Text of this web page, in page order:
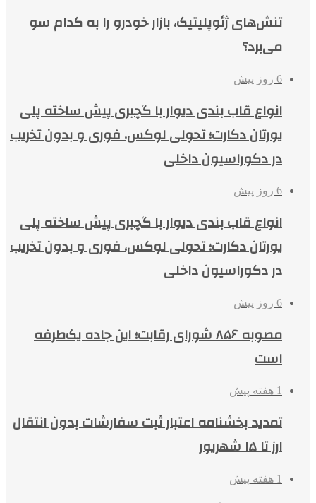
تنش‌های ژئوپلیتیک، بازار خودرو را به کدام سو
می‌برد؟
6 روز پیش
انواع قاب بندی دیوار با گچبری پیش ساخته پلی
یورتان دکارت؛ تحولی لوکس، فوری و بدون تخریب
در دکوراسیون داخلی
6 روز پیش
انواع قاب بندی دیوار با گچبری پیش ساخته پلی
یورتان دکارت؛ تحولی لوکس، فوری و بدون تخریب
در دکوراسیون داخلی
6 روز پیش
مصوبه ۸۵۶ شورای رقابت؛ این جاده یک‌طرفه
است
1 هفته پیش
تمدید بخشنامه اعتبار ثبت سفارشات بدون انتقال
ارز تا ۱۵ شهریور
1 هفته پیش